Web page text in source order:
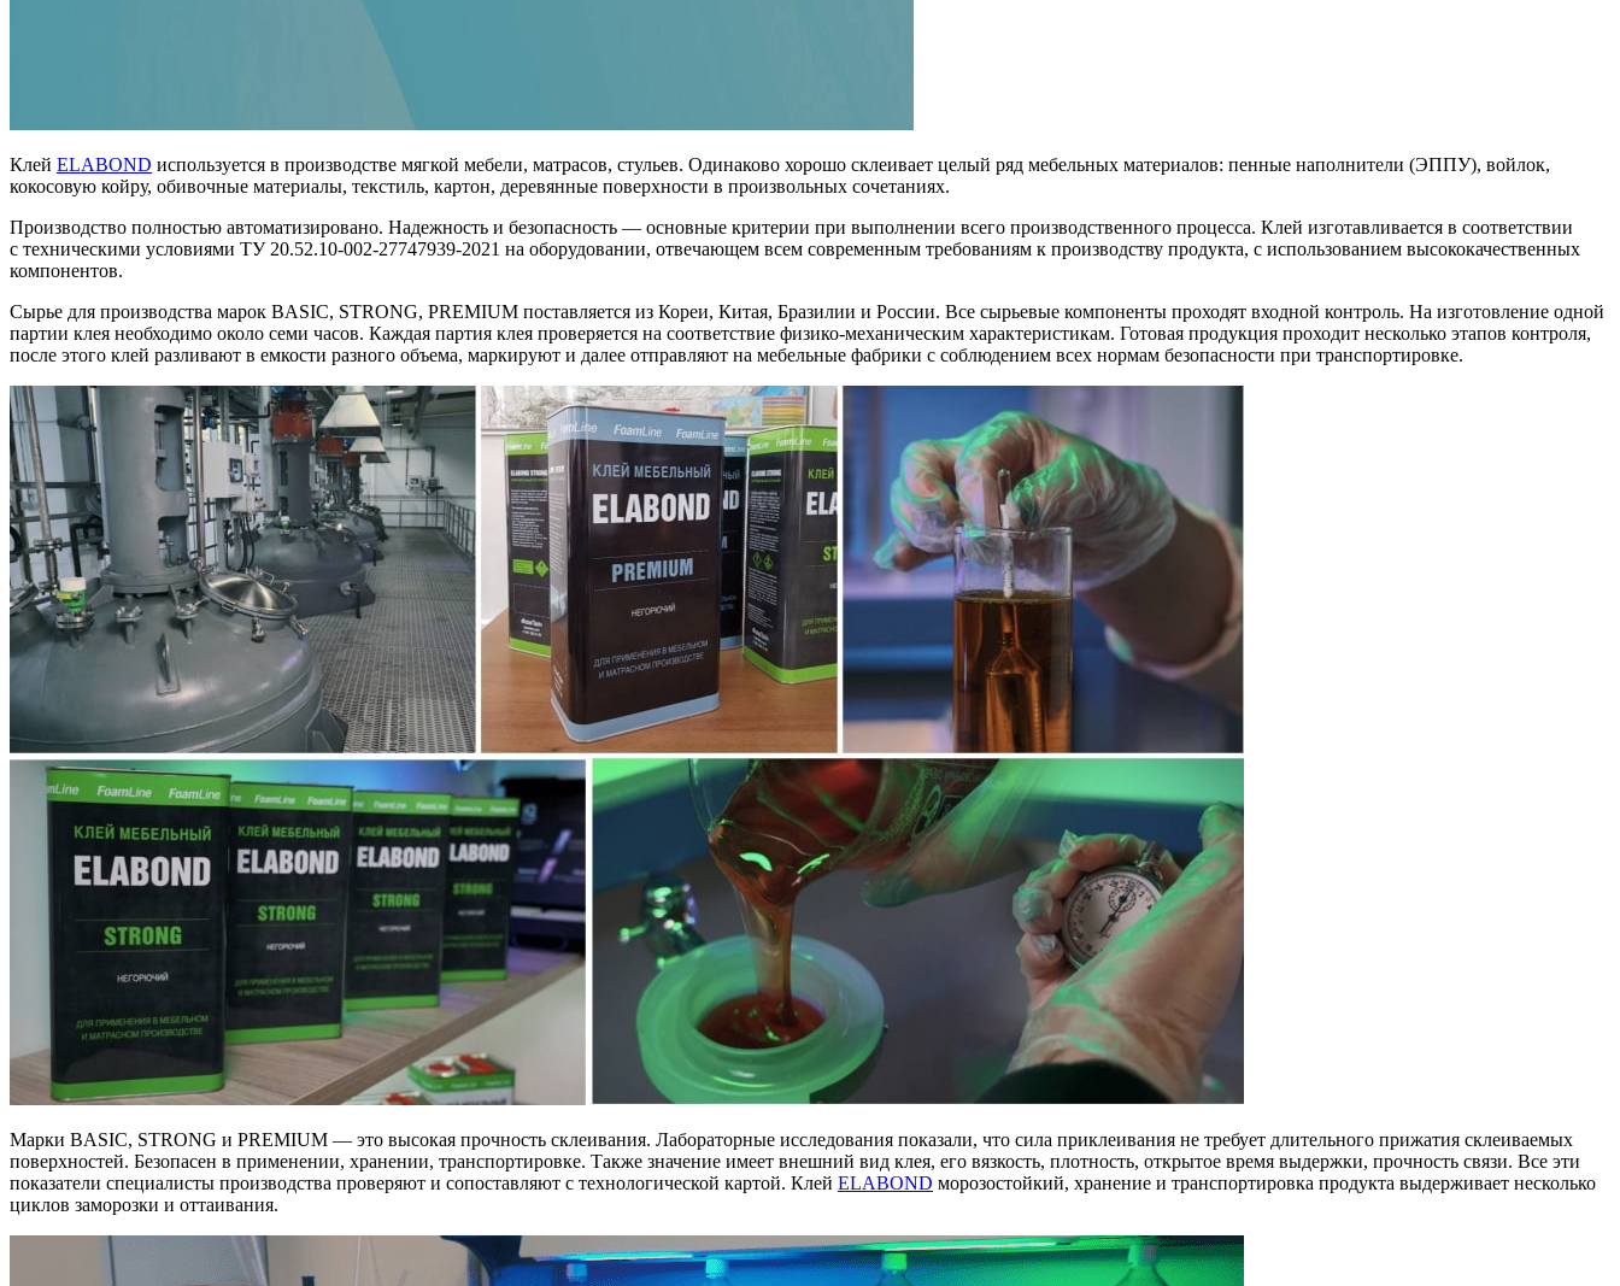
Клей ELABOND используется в производстве мягкой мебели, матрасов, стульев. Одинаково хорошо склеивает целый ряд мебельных материалов: пенные наполнители (ЭППУ), войлок,
кокосовую койру, обивочные материалы, текстиль, картон, деревянные поверхности в произвольных сочетаниях.
Производство полностью автоматизировано. Надежность и безопасность — основные критерии при выполнении всего производственного процесса. Клей изготавливается в соответствии
с техническими условиями ТУ 20.52.10-002-27747939-2021 на оборудовании, отвечающем всем современным требованиям к производству продукта, с использованием высококачественных
компонентов.
Сырье для производства марок BASIC, STRONG, PREMIUM поставляется из Кореи, Китая, Бразилии и России. Все сырьевые компоненты проходят входной контроль. На изготовление одной
партии клея необходимо около семи часов. Каждая партия клея проверяется на соответствие физико-механическим характеристикам. Готовая продукция проходит несколько этапов контроля,
после этого клей разливают в емкости разного объема, маркируют и далее отправляют на мебельные фабрики с соблюдением всех нормам безопасности при транспортировке.
Марки BASIC, STRONG и PREMIUM — это высокая прочность склеивания. Лабораторные исследования показали, что сила приклеивания не требует длительного прижатия склеиваемых
поверхностей. Безопасен в применении, хранении, транспортировке. Также значение имеет внешний вид клея, его вязкость, плотность, открытое время выдержки, прочность связи. Все эти
показатели специалисты производства проверяют и сопоставляют с технологической картой. Клей ELABOND морозостойкий, хранение и транспортировка продукта выдерживает несколько
циклов заморозки и оттаивания.